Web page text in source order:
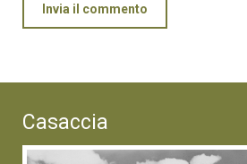
Invia il commento
Casaccia